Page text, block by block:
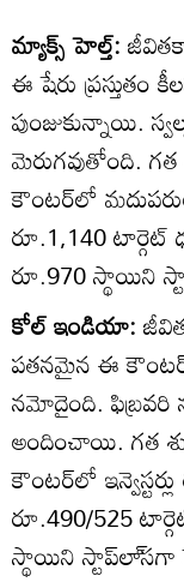
మ్యాక్స్‌ హెల్త్‌:
ఈ షేరు ప్రస్తుతం
పుంజుకున్నాయి.
మెరుగవుతోంది. గత
కౌంటర్‌లో
రూ.1,140
రూ.970 స్థాయిని
కోల్‌ ఇండియా:
పతనమైన ఈ
నమోదైంది.
అందించాయి. గత
కౌంటర్‌లో
రూ.490/525
స్థాయిని స్టాప్‌లా్‌సగా